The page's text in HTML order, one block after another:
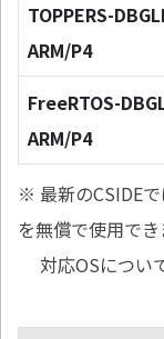
TOPPERS-
ARM/P4
FreeRTOS-
ARM/P4
※ 最新のCSIDE
を無償で使用でき
対応OSについ